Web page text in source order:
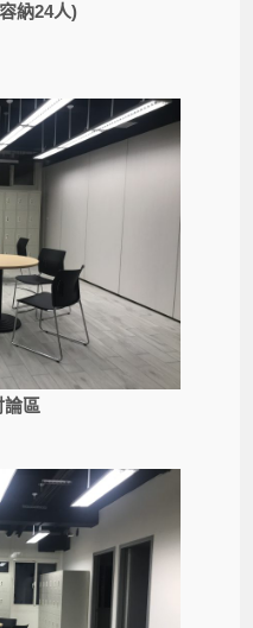
納24人)
論區